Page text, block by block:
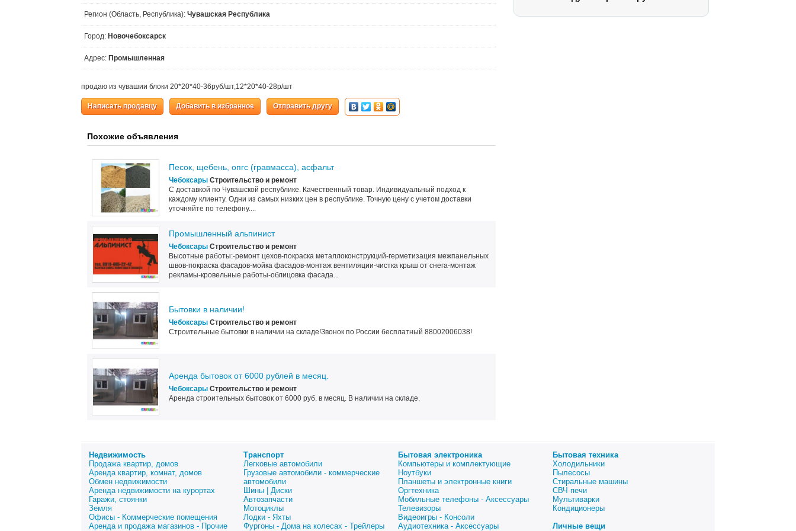
Регион (Область, Республика): Чувашская Республика
Город: Новочебоксарск
Адрес: Промышленная
продаю из чувашии блоки 20*20*40-36руб/шт,12*20*40-28р/шт
Написать продавцу Добавить в избранное Отправить другу
Похожие объявления
Песок, щебень, опгс (гравмасса), асфальт
Чебоксары Строительство и ремонт
С доставкой по Чувашской республике. Качественный товар. Индивидуальный подход к
каждому клиенту. Одни из самых низких цен в республике. Точную цену с учетом доставки
уточняйте по телефону....
Промышленный альпинист
Чебоксары Строительство и ремонт
Высотные работы:-ремонт цехов-покраска металлоконструкций-герметизация межпанельных
швов-покраска фасадов-мойка фасадов-монтаж вентиляции-чистка крыш от снега-монтаж
рекламы-кровельные работы-облицовка фасада...
Бытовки в наличии!
Чебоксары Строительство и ремонт
Строительные бытовки в наличии на складе!Звонок по России бесплатный 88002006038!
Аренда бытовок от 6000 рублей в месяц.
Чебоксары Строительство и ремонт
Аренда строительных бытовок от 6000 руб. в месяц. В наличии на складе.
Недвижимость
Продажа квартир, домов
Аренда квартир, комнат, домов
Обмен недвижимости
Аренда недвижимости на курортах
Гаражи, стоянки
Земля
Офисы - Коммерческие помещения
Аренда и продажа магазинов - Прочие
Транспорт
Легковые автомобили
Грузовые автомобили - коммерческие
автомобили
Шины | Диски
Автозапчасти
Мотоциклы
Лодки - Яхты
Фургоны - Дома на колесах - Трейлеры
Бытовая электроника
Компьютеры и комплектующие
Ноутбуки
Планшеты и электронные книги
Оргтехника
Мобильные телефоны - Аксессуары
Телевизоры
Видеоигры - Консоли
Аудиотехника - Аксессуары
Бытовая техника
Холодильники
Пылесосы
Стиральные машины
СВЧ печи
Мультиварки
Кондиционеры
Личные вещи